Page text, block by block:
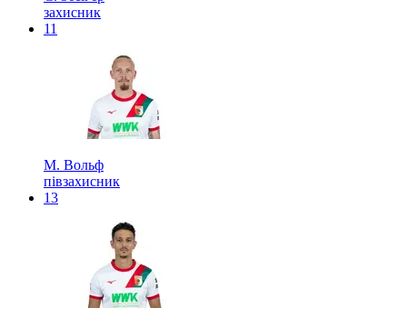
захисник
11
М. Вольф
півзахисник
13